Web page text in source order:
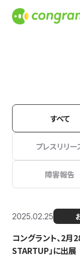
すべて
プレスリリー
障害報告
2025.02.25
コングラント、2
STARTUP」に出展